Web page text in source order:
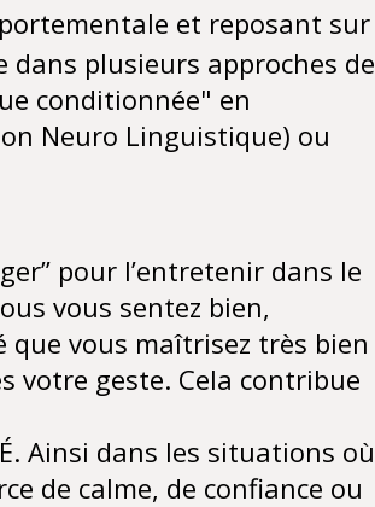
et reposant sur
plusieurs approches de
conditionnée" en
Neuro Linguistique) ou
pour l’entretenir dans le
vous sentez bien,
que vous maîtrisez très bien
votre geste. Cela contribue
Ainsi dans les situations où
de calme, de confiance ou